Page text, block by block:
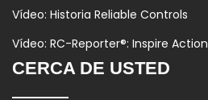
Vídeo: Historia Reliable Controls
Vídeo: RC-Reporter®: Inspire Action
CERCA DE USTED